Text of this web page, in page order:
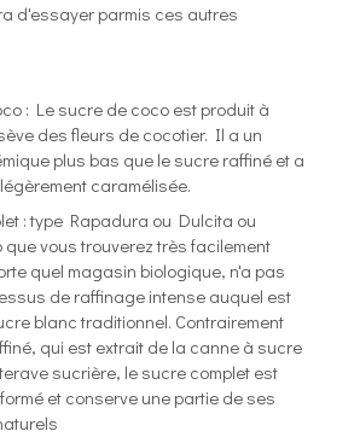
d'essayer parmis ces autres
: Le sucre de coco est produit à
des fleurs de cocotier. Il a un
plus bas que le sucre raffiné et a
caramélisée.
: type Rapadura ou Dulcita ou
vous trouverez très facilement
quel magasin biologique, n'a pas
de raffinage intense auquel est
blanc traditionnel. Contrairement
qui est extrait de la canne à sucre
sucrière, le sucre complet est
et conserve une partie de ses